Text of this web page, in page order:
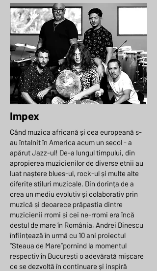
Impex
Când muzica africană și cea europeană s-
au întalnit în America acum un secol - a
apărut Jazz-ul! De-a lungul timpului, din
apropierea muzicienilor de diverse etnii au
luat naștere blues-ul, rock-ul și multe alte
diferite stiluri muzicale. Din dorința de a
crea un mediu evolutiv și colaborativ prin
muzică și deoarece prăpastia dintre
muzicienii rromi și cei ne-rromi era încă
destul de mare în România, Andrei Dinescu
înființează în urmă cu 10 ani proiectul
“Steaua de Mare”pornind la momentul
respectiv în București o adevărată mișcare
ce se dezvoltă în continuare și inspiră